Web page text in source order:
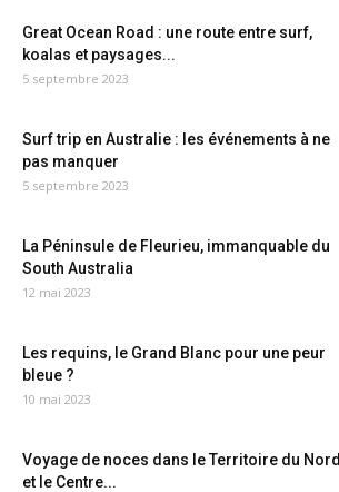
Great Ocean Road : une route entre surf,
koalas et paysages...
5 septembre 2023
Surf trip en Australie : les événements à ne
pas manquer
5 septembre 2023
La Péninsule de Fleurieu, immanquable du
South Australia
12 mai 2023
Les requins, le Grand Blanc pour une peur
bleue ?
10 mai 2023
Voyage de noces dans le Territoire du Nord
et le Centre...